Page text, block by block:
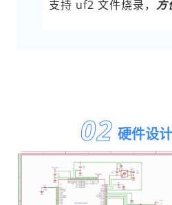
支持 uf2 文件烧录， 方
02 硬件设